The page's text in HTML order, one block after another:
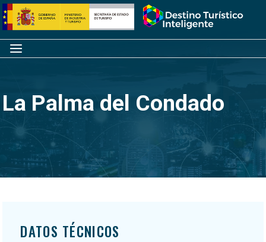
Saltar
al
contenido
Inicio
Menú
La Palma del Condado
DATOS TÉCNICOS